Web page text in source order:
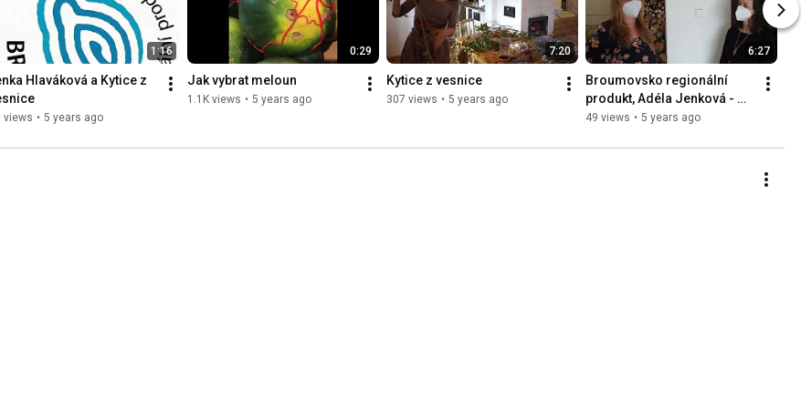
1:16
Hlaváková a Kytice z
views • 5 years ago
0:29
Jak vybrat meloun
1.1K views • 5 years ago
7:20
Kytice z vesnice
307 views • 5 years ago
6:27
Broumovsko regionální
produkt, Adéla Jenková -
malba a kresba broumovské
49 views • 5 years ago